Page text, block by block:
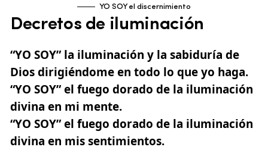
YO SOY el discernimiento
Decretos de iluminación
“YO SOY” la iluminación y la sabiduría de
Dios dirigiéndome en todo lo que yo haga.
“YO SOY”el fuego dorado de la iluminación
divina en mi mente.
“YO SOY”el fuego dorado de la iluminación
divina en mis sentimientos.